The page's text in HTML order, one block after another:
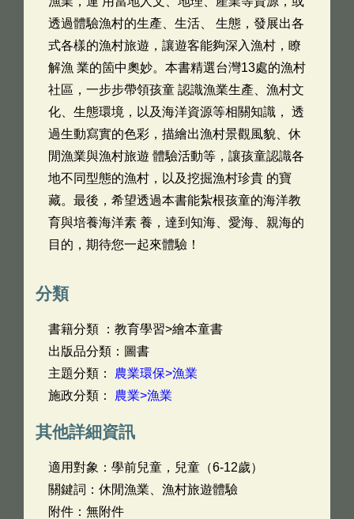
透過體驗漁村的生產、生活、 生態，發展出各
式各樣的漁村旅遊，讓遊客能夠深入漁村，瞭
解漁 業的箇中奧妙。本書精選台灣13處的漁村
社區，一步步帶領孩童 認識漁業生產、漁村文
化、生態環境，以及海洋資源等相關知識， 透
過生動寫實的色彩，描繪出漁村景觀風貌、休
閒漁業與漁村旅遊 體驗活動等，讓孩童認識各
地不同型態的漁村，以及挖掘漁村珍貴 的寶
藏。最後，希望透過本書能紮根孩童的海洋教
育與培養海洋素 養，達到知海、愛海、親海的
目的，期待您一起來體驗！
分類
書籍分類 ：教育學習>繪本童書
出版品分類：圖書
主題分類： 農業環保>漁業
施政分類： 農業>漁業
其他詳細資訊
適用對象：學前兒童，兒童（6-12歲）
關鍵詞：休閒漁業、漁村旅遊體驗
附件：無附件